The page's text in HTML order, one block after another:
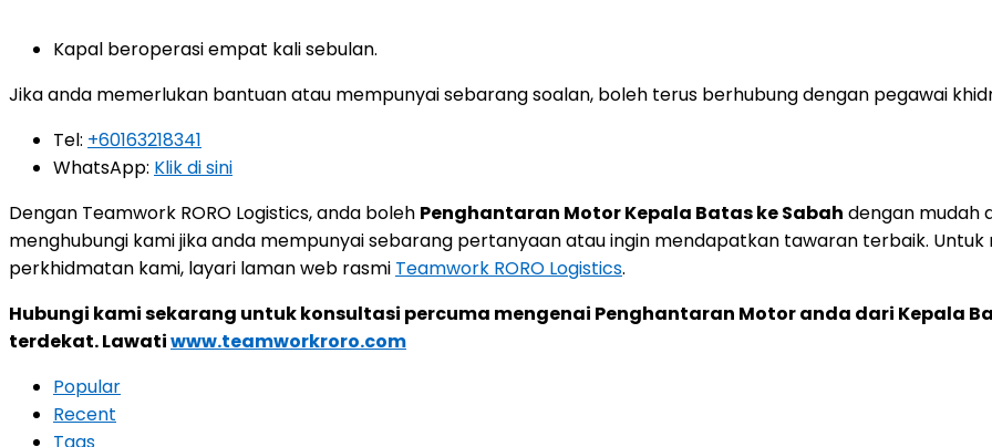
Kapal beroperasi empat kali sebulan.
Jika anda memerlukan bantuan atau mempunyai sebarang soalan, boleh terus berhubung dengan pegawai
Tel: +60163218341
WhatsApp: Klik di sini
Dengan Teamwork RORO Logistics, anda boleh Penghantaran Motor Kepala Batas ke Sabah dengan mudah
menghubungi kami jika anda mempunyai sebarang pertanyaan atau ingin mendapatkan tawaran terbaik.
perkhidmatan kami, layari laman web rasmi Teamwork RORO Logistics.
Hubungi kami sekarang untuk konsultasi percuma mengenai Penghantaran Motor anda dari Kepala
terdekat. Lawatiwww.teamworkroro.com
Popular
Recent
Tags